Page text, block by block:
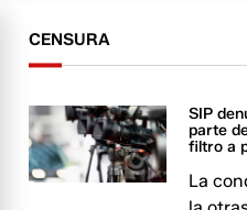
CENSURA
SIP
parte
filtro a
La